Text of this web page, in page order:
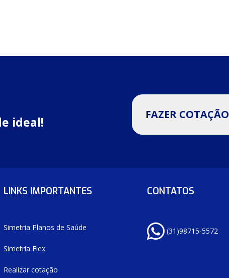
ideal!
FAZER COTAÇÃO
LINKS IMPORTANTES
Simetria Planos de Saúde
Simetria Flex
Realizar cotação
CONTATOS
(31)98715-5572